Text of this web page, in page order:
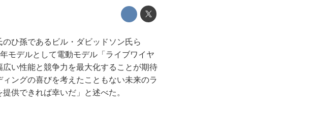
ひ孫であるビル・ダビッドソン氏ら
モデルとして電動モデル「ライブワイヤ
い性能と競争力を最大化することが期待
ングの喜びを考えたこともない未来のラ
供できれば幸いだ」と述べた。